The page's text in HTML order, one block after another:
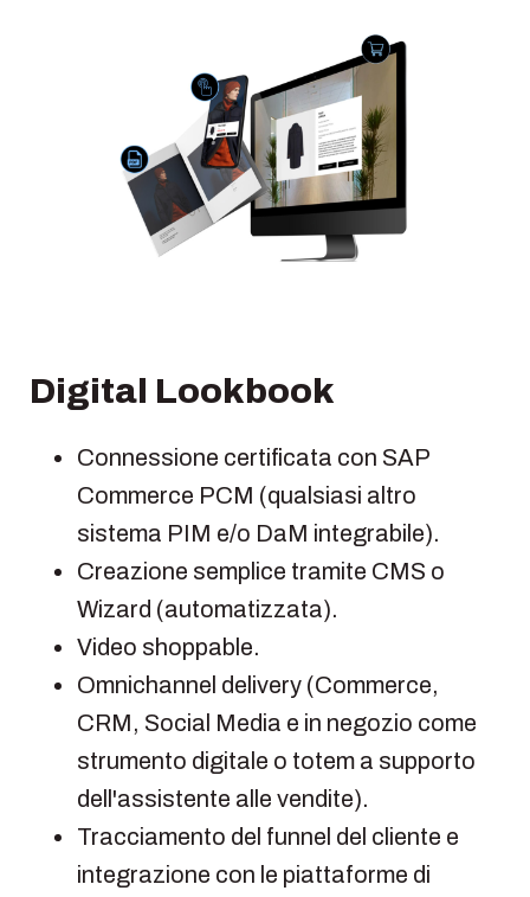
Digital Lookbook
Connessione certificata con SAP
Commerce PCM (qualsiasi altro
sistema PIM e/o DaM integrabile).
Creazione semplice tramite CMS o
Wizard (automatizzata).
Video shoppable.
Omnichannel delivery (Commerce,
CRM, Social Media e in negozio come
strumento digitale o totem a supporto
dell'assistente alle vendite).
Tracciamento del funnel del cliente e
integrazione con le piattaforme di